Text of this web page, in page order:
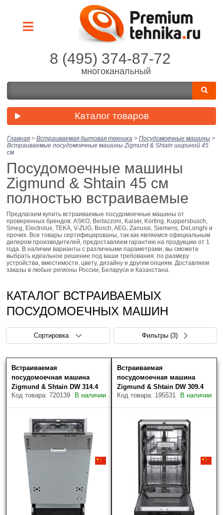
8 (495) 374-87-72
многоканальный
Каталог товаров
Главная > Встраиваемая бытовая техника > Посудомоечные машины >
Встраиваемые посудомоечные машины Zigmund & Shtain шириной 45
см
Посудомоечные машины
Zigmund & Shtain 45 см
полностью встраиваемые
Предлагаем купить встраиваемые посудомоечные машины от
проверенных брендов: ASKO, Bertazzoni, Kaiser, Korting, Kuppersbusch,
Smeg, Electrolux, TEKA, V-ZUG, Bosch, AEG, Zanussi, Siemens, DeLonghi и
прочих. Все товары сертифицированы, так как являемся официальным
дилером производителей, предоставляем гарантию на продукцию от 1
года. В наличии варианты с различными параметрами, вы сможете
выбрать идеальное решение под ваши требования: по размеру
устройства, вместимости, цвету, дизайну и другим опциям. Доставляем
заказы в любые регионы России, Беларуси и Казахстана.
КАТАЛОГ ВСТРАИВАЕМЫХ
ПОСУДОМОЕЧНЫХ МАШИН
Сортировка Фильтры (3)
Скрыть фильтры
Цена (руб.)
Наличие
Только в наличии
Производитель ?
Встраиваемая
посудомоечная машина
Zigmund & Shtain DW 314.4
Код товара: 720139
В наличии
Встраиваемая
посудомоечная машина
Zigmund & Shtain DW 309.4
Код товара: 195531
В наличии